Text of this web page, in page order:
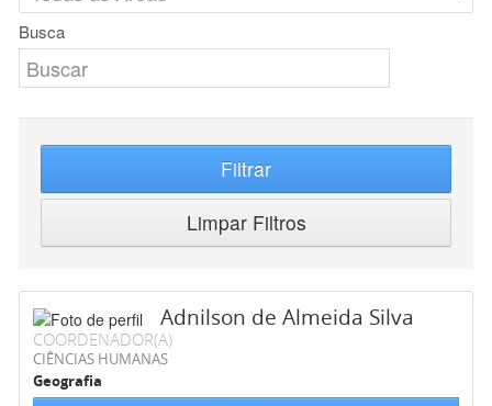
Busca
Filtrar
Limpar Filtros
Adnilson de Almeida Silva
COORDENADOR(A)
CIÊNCIAS HUMANAS
Geografia